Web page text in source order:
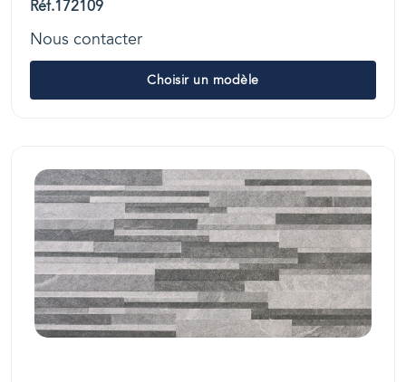
Réf.172109
Nous contacter
Choisir un modèle